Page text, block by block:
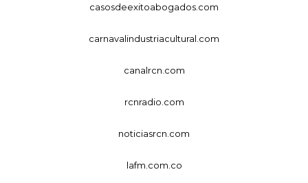
casosdeexitoabogados.com
carnavalindustriacultural.com
canalrcn.com
rcnradio.com
noticiasrcn.com
lafm.com.co